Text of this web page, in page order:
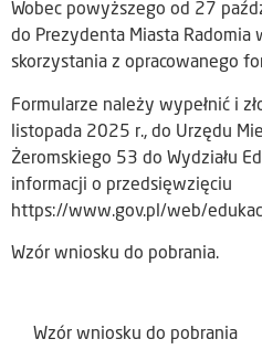
Wobec powyższego od 27
do Prezydenta Miasta Radomia
skorzystania z opracowanego
Formularze należy wypełnić i
listopada 2025 r., do Urzędu
Żeromskiego 53 do Wydziału
informacji o przedsięwzięciu
https://www.gov.pl/web/
Wzór wniosku do pobrania.
Wzór wniosku do pobrania